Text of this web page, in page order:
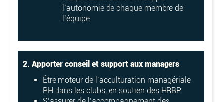
l’autonomie de chaque membre de
l’équipe
2. Apporter conseil et support aux managers
Être moteur de l’acculturation managériale
RH dans les clubs, en soutien des HRBP.